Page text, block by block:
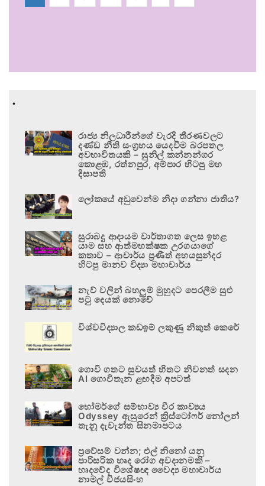
.
රාජ්‍ය නිලධාරීන්ගේ වැරදි තීරණවලට
දණ්ඩ නීති සංග්‍රහය යෙදවීම බරපතල
අවභාවිතයකි – සුනිල් කන්නන්ගර
කොළඹ, රත්නපුර, අම්පාර හිටපු මහ
දිසාපති
ලෝකයේ අඩුවෙන්ම නිදා ගන්නා ජාතිය?
සුරාබදු ආදායම වාර්තාගත ලෙස ඉහළ
යාම සහ ආත්මභක්ෂක උරගයාගේ
කතාව – ආචාර්ය ප්‍රණීත් අභයසුන්දර
හිටපු මානව විද්‍යා මහාචාර්ය
නැව් වලින් බහලුම් මුහුදට පෙරලීම සුළු
පටු දෙයක් නොවේ
විශ්වවිද්‍යාල කඩඉම් ලකුණු නිකුත් කෙරේ
ගොවි ගතට සුවයත් හිතට නිවනත් සදන
AI ගොවිතැන ළඟදීම අපටත්
හෝමර්ගේ සම්භාව්‍ය වීර කාව්‍යය
Odyssey ඇසුරෙන් ක්‍රිස්ටෝෆර් නෝලන්
තැනූ දැවැන්ත සිනමාපටය
ප්‍රවේසම් වන්න; එල් නිනෝ යනු
පාරිසරික හෘද රෝග අවදානමකි –
හෘදවේද විශේෂඥ වෛද්‍ය මහාචාර්ය
නාමල් විජයසිංහ